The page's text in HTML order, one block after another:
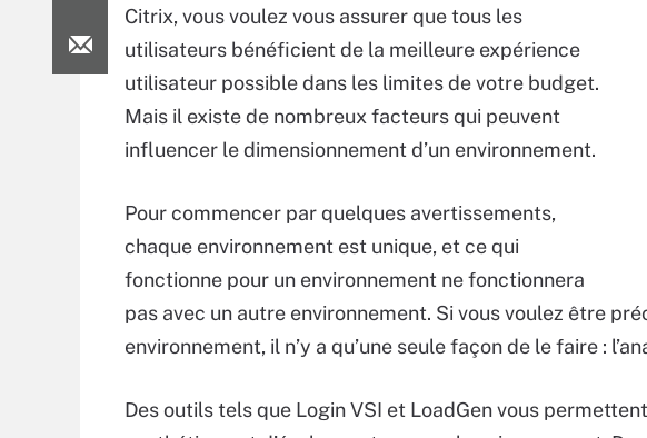
Citrix, vous voulez vous assurer que tous les
utilisateurs bénéficient de la meilleure expérience
utilisateur possible dans les limites de votre budget.
Mais il existe de nombreux facteurs qui peuvent
influencer le dimensionnement d’un environnement.
Pour commencer par quelques avertissements,
chaque environnement est unique, et ce qui
fonctionne pour un environnement ne fonctionnera
pas avec un autre environnement. Si vous voulez être
environnement, il n’y a qu’une seule façon de le faire :
Des outils tels que Login VSI et LoadGen vous